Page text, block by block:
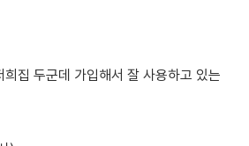
집 두군데 가입해서 잘 사용하고 있는